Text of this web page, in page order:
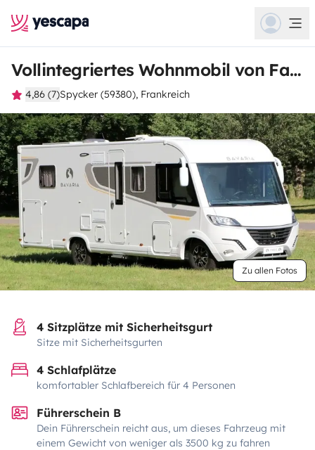
Vollintegriertes Wohnmobil von Fabien
4,86 (7)Spycker (59380), Frankreich
Zu allen Fotos
4 Sitzplätze mit Sicherheitsgurt
Sitze mit Sicherheitsgurten
4 Schlafplätze
komfortabler Schlafbereich für 4 Personen
Führerschein B
Dein Führerschein reicht aus, um dieses Fahrzeug mit
einem Gewicht von weniger als 3500 kg zu fahren